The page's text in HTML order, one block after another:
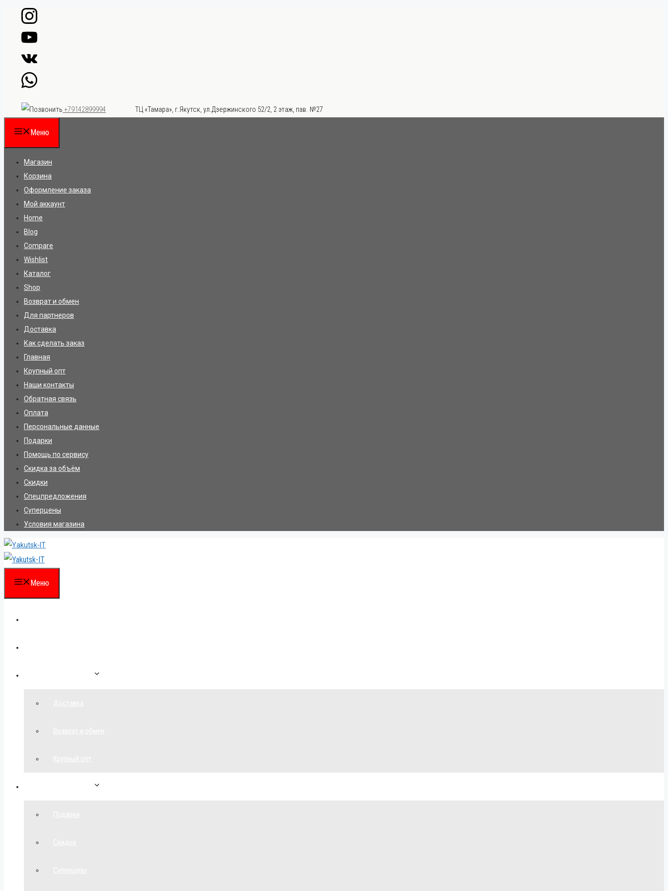
Перейти
содержимому
+79142899994 ТЦ «Тамара», г.Якутск, ул.Дзержинского 52/2, 2 этаж, пав. №27
Меню
Магазин
Корзина
Оформление заказа
Мой аккаунт
Home
Blog
Compare
Wishlist
Каталог
Shop
Возврат и обмен
Для партнеров
Доставка
Как сделать заказ
Главная
Крупный опт
Наши контакты
Обратная связь
Оплата
Персональные данные
Подарки
Помощь по сервису
Скидка за объём
Скидки
Спецпредложения
Суперцены
Условия магазина
Меню